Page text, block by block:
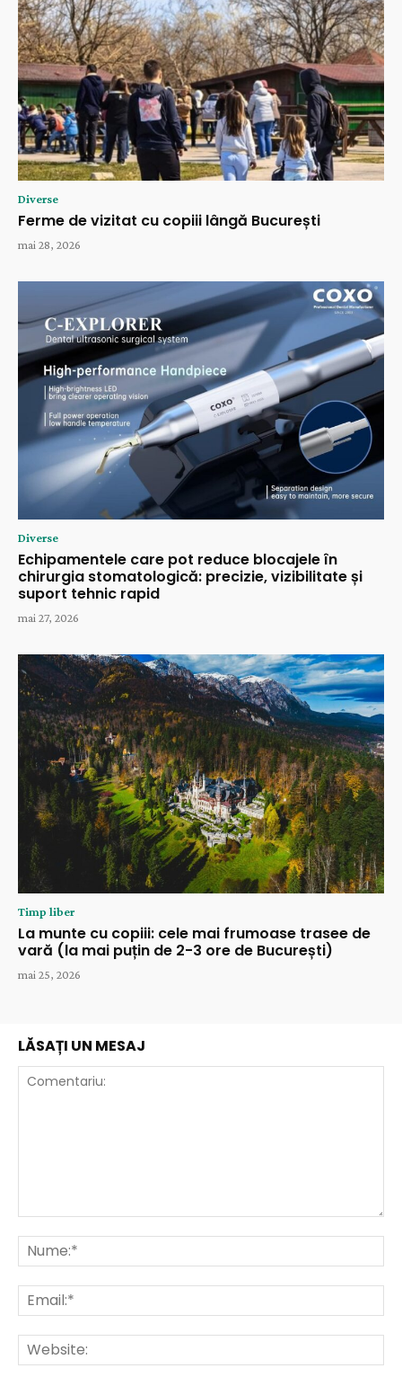
Diverse
Ferme de vizitat cu copiii lângă București
mai 28, 2026
Diverse
Echipamentele care pot reduce blocajele în
chirurgia stomatologică: precizie, vizibilitate și
suport tehnic rapid
mai 27, 2026
Timp liber
La munte cu copiii: cele mai frumoase trasee de
vară (la mai puțin de 2-3 ore de București)
mai 25, 2026
LĂSAȚI UN MESAJ